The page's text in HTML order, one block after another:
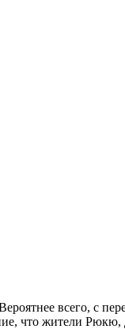
всего, с
что жители Рюкю,